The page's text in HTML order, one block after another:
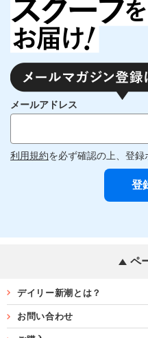
メールアドレス
利用規約を必ず確認の上、登録
ペ
デイリー新潮とは？
お問い合わせ